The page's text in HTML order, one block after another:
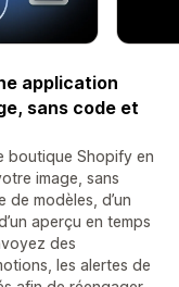
application
sans code et
boutique Shopify en
image, sans
modèles, d’un
aperçu en temps
des
les alertes de